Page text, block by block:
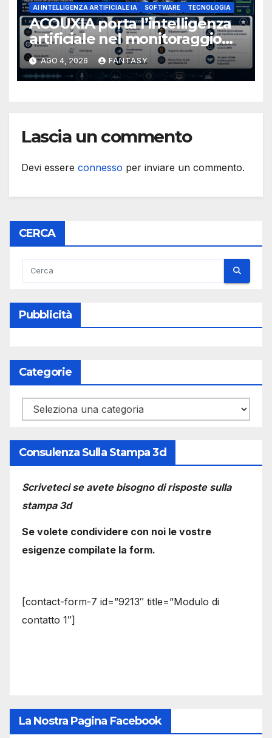
AI INTELLIGENZA ARTIFICIALE IA SOFTWARE TECNOLOGIA
ACOUXIA porta l’intelligenza
artificiale nel monitoraggio
acustico della produzione
avanzata
AGO 4, 2026 FANTASY
Lascia un commento
Devi essere connesso per inviare un commento.
CERCA
Pubblicità
Categorie
Categorie
Consulenza Sulla Stampa 3d
Scriveteci se avete bisogno di risposte sulla
stampa 3d
Se volete condividere con noi le vostre
esigenze compilate la form.
[contact-form-7 id=”9213″ title=”Modulo di
contatto 1″]
La Nostra Pagina Facebook